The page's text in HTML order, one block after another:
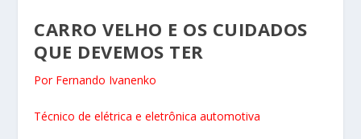
CARRO VELHO E OS CUIDADOS
QUE DEVEMOS TER
Por Fernando Ivanenko
Técnico de elétrica e eletrônica automotiva